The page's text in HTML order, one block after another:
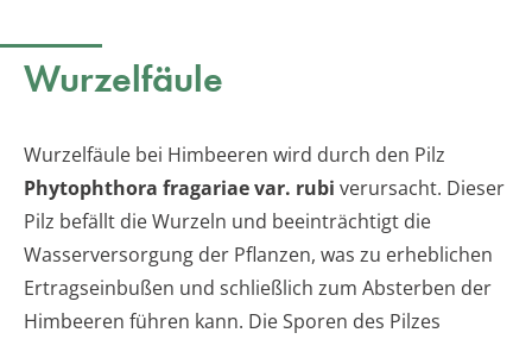
Wurzelfäule
Wurzelfäule bei Himbeeren wird durch den Pilz
Phytophthora fragariae var. rubi verursacht. Dieser
Pilz befällt die Wurzeln und beeinträchtigt die
Wasserversorgung der Pflanzen, was zu erheblichen
Ertragseinbußen und schließlich zum Absterben der
Himbeeren führen kann. Die Sporen des Pilzes